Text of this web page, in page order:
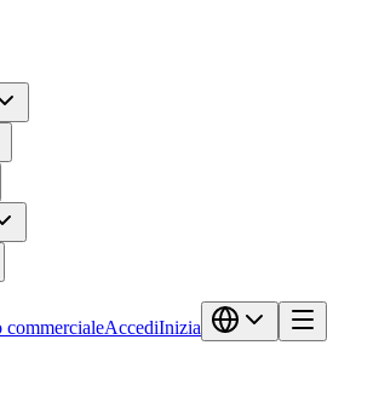
AccediInizia